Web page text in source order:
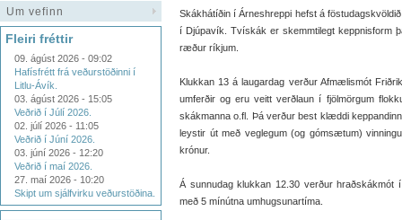
Um vefinn
Fleiri fréttir
09. ágúst 2026 - 09:02
Hafísfrétt frá veðurstöðinni í
Litlu-Ávík.
03. ágúst 2026 - 15:05
Veðrið í Júlí 2026.
02. júlí 2026 - 11:05
Veðrið í Júní 2026.
03. júní 2026 - 12:20
Veðrið í maí 2026.
27. maí 2026 - 10:20
Skipt um sjálfvirku veðurstöðina.
Skákhátíðin í Árneshreppi hefst á
í Djúpavík. Tvískák er skemmtilegt keppnisform
ræður ríkjum.
Klukkan 13 á laugardag verður Afmælismót
umferðir og eru veitt verðlaun í fjölmörgum
skákmanna o.fl. Þá verður best klæddi
leystir út með veglegum (og gómsætum)
krónur.
Á sunnudag klukkan 12.30 verður
með 5 mínútna umhugsunartíma.